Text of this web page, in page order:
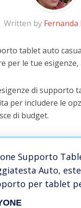
Written by Fernanda
tablet auto
per le tue
di supporto
per includere le
di budget.
Supporto
Auto,
per tablet
per iPad/